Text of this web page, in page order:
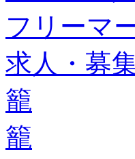
フリーマ
求人・募
籠
籠